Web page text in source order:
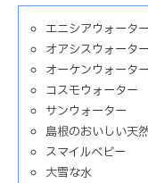
エニシアウォーター
オアシスウォーター
オーケンウォーター
コスモウォーター
サンウォーター
島根のおいしい天
スマイルベビー
大雪な水